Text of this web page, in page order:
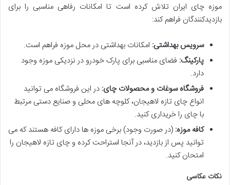
موزه چای ایران تلاش کرده است تا امکانات رفاهی مناسبی را برای
بازدیدکنندگان فراهم کند:
سرویس بهداشتی: امکانات بهداشتی در محل موزه فراهم است.
پارکینگ: فضای مناسبی برای پارک خودرو در نزدیکی موزه وجود
دارد.
فروشگاه سوغات و محصولات چای: در این فروشگاه می توانید
انواع چای تازه لاهیجان، کلوچه های محلی و صنایع دستی مرتبط
با چای را خریداری کنید.
کافه موزه: (در صورت وجود) برخی موزه ها دارای کافه هستند که می
توانید پس از بازدید، در آنجا استراحت کرده و چای تازه لاهیجان را
امتحان کنید.
نکات عکاسی